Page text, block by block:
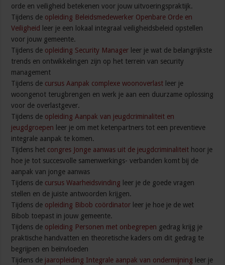
orde en veiligheid betekenen voor jouw uitvoeringspraktijk.
Tijdens de opleiding Beleidsmedewerker Openbare Orde en
Veiligheid
leer je een lokaal integraal veiligheidsbeleid opstellen
voor jouw gemeente.
Tijdens de opleiding Security Manager leer je wat de belangrijkste
trends en ontwikkelingen zijn op het terrein van security
management
Tijdens de cursus Aanpak complexe woonoverlast leer je
woongenot terugbrengen en werk je aan een duurzame oplossing
voor de overlastgever.
Tijdens de opleiding Aanpak van jeugdcriminaliteit en
jeugdgroepen leer je om met ketenpartners tot een preventieve
integrale aanpak te komen.
Tijdens het congres Jonge aanwas uit de jeugdcriminaliteit hoor je
hoe je tot succesvolle samenwerkings- verbanden komt bij de
aanpak van jonge aanwas
Tijdens de cursus Waarheidsvinding leer je de goede vragen
stellen en de juiste antwoorden krijgen.
Tijdens de opleiding Bibob coördinator leer je hoe je de wet
Bibob toepast in jouw gemeente.
Tijdens de opleiding Personen met onbegrepen gedrag krijg je
praktische handvatten en theoretische kaders om dit gedrag te
begrijpen en beïnvloeden
Tijdens de jaaropleiding Integrale aanpak van ondermijning leer je